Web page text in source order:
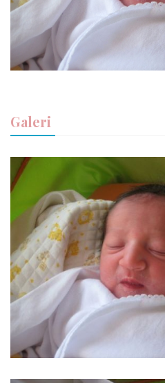
Galeri